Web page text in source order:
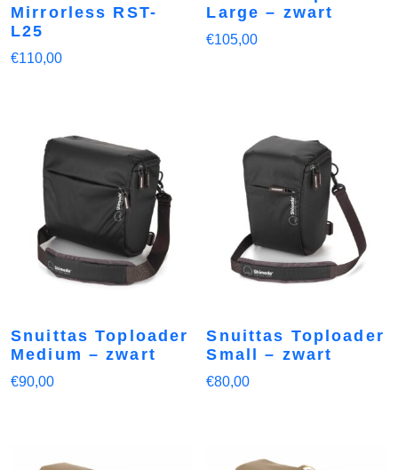
Mirrorless RST-
L25
€110,00
Large – zwart
€105,00
Snuittas Toploader
Medium – zwart
€90,00
Snuittas Toploader
Small – zwart
€80,00